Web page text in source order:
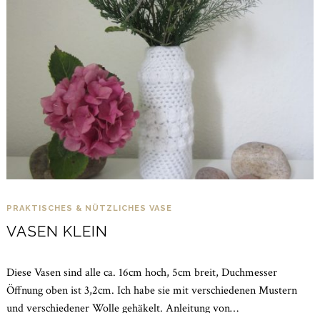
PRAKTISCHES & NÜTZLICHES VASE
VASEN KLEIN
Diese Vasen sind alle ca. 16cm hoch, 5cm breit, Duchmesser
Öffnung oben ist 3,2cm. Ich habe sie mit verschiedenen Mustern
und verschiedener Wolle gehäkelt. Anleitung von…